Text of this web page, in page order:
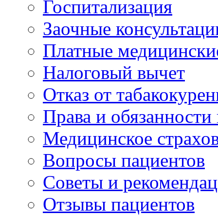
Госпитализация
Заочные
Платные
Налоговый вычет
Отказ от
Права и
Медицинское
Вопросы пациентов
Советы и
Отзывы пациентов